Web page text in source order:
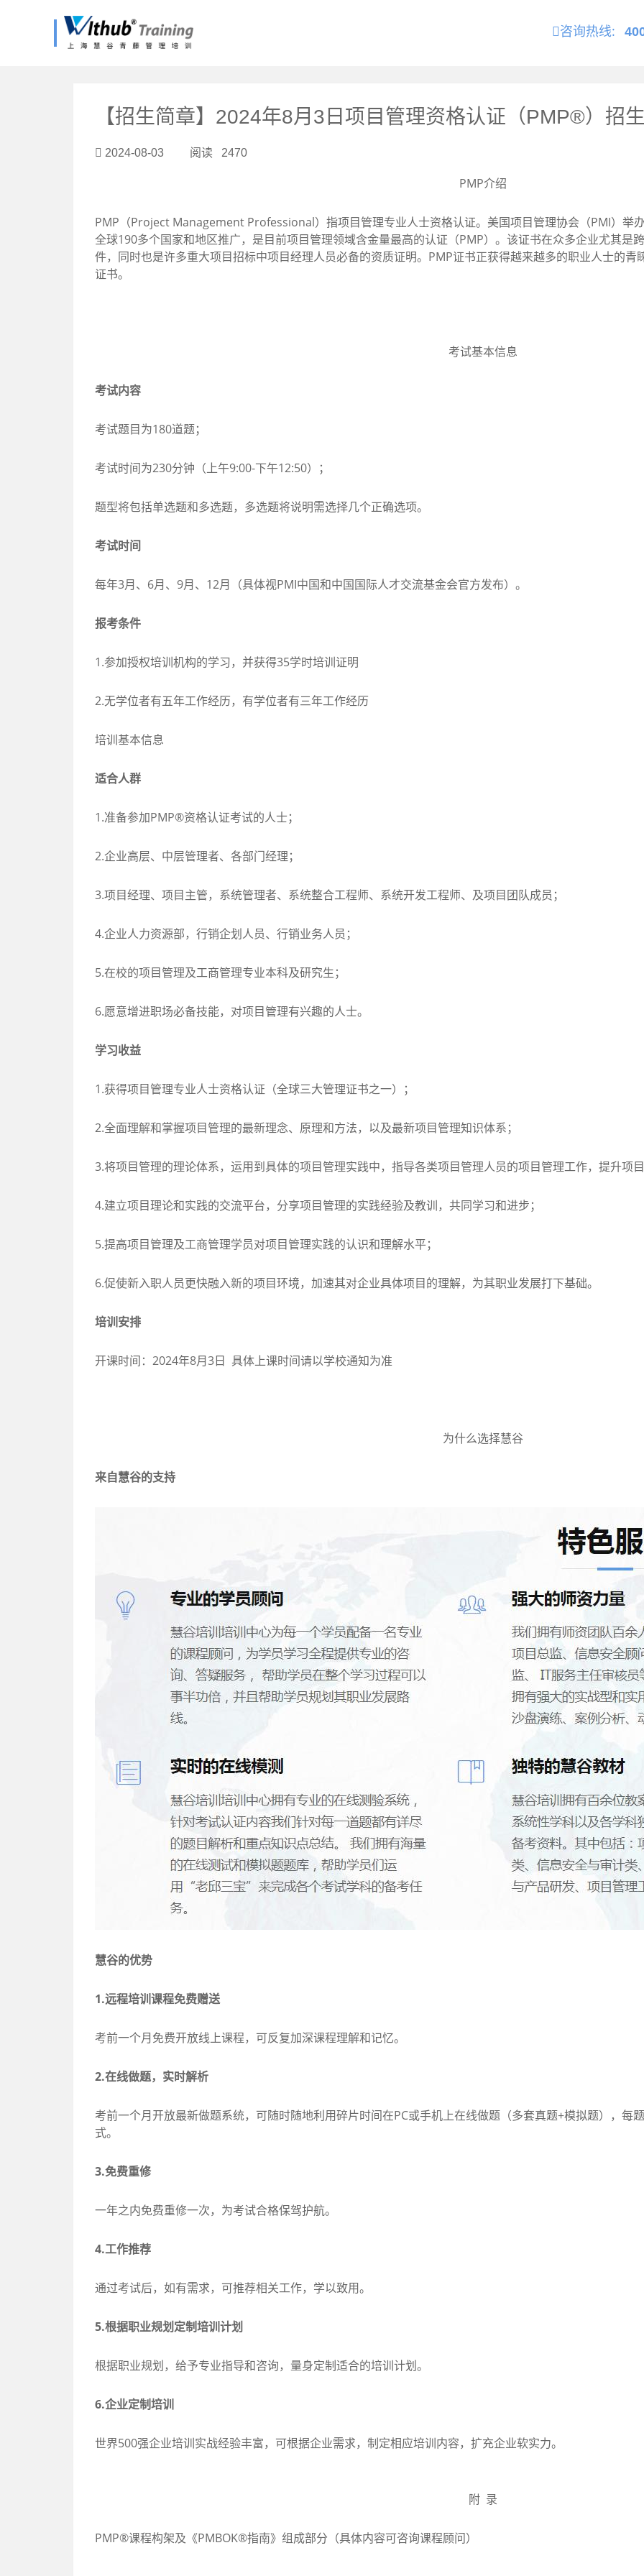
咨询热线:
【招生简章】2024年8月3日项目管理资格认证（PMP®）招
2024-08-03 阅读 2470
PMP介绍
PMP（Project Management Professional）指项目管理专业人士资格认证。美国项目管理协会（PMI）举
全球190多个国家和地区推广，是目前项目管理领域含金量最高的认证（PMP）。该证书在众多企业尤其是
件，同时也是许多重大项目招标中项目经理人员必备的资质证明。PMP证书正获得越来越多的职业人士的
证书。
考试基本信息
考试内容
考试题目为180道题；
考试时间为230分钟（上午9:00-下午12:50）；
题型将包括单选题和多选题，多选题将说明需选择几个正确选项。
考试时间
每年3月、6月、9月、12月（具体视PMI中国和中国国际人才交流基金会官方发布）。
报考条件
1.参加授权培训机构的学习，并获得35学时培训证明
2.无学位者有五年工作经历，有学位者有三年工作经历
培训基本信息
适合人群
1.准备参加PMP®资格认证考试的人士；
2.企业高层、中层管理者、各部门经理；
3.项目经理、项目主管，系统管理者、系统整合工程师、系统开发工程师、及项目团队成员；
4.企业人力资源部，行销企划人员、行销业务人员；
5.在校的项目管理及工商管理专业本科及研究生；
6.愿意增进职场必备技能，对项目管理有兴趣的人士。
学习收益
1.获得项目管理专业人士资格认证（全球三大管理证书之一）；
2.全面理解和掌握项目管理的最新理念、原理和方法，以及最新项目管理知识体系；
3.将项目管理的理论体系，运用到具体的项目管理实践中，指导各类项目管理人员的项目管理工作，提升项目
4.建立项目理论和实践的交流平台，分享项目管理的实践经验及教训，共同学习和进步；
5.提高项目管理及工商管理学员对项目管理实践的认识和理解水平；
6.促使新入职人员更快融入新的项目环境，加速其对企业具体项目的理解，为其职业发展打下基础。
培训安排
开课时间：2024年8月3日 具体上课时间请以学校通知为准
为什么选择慧谷
来自慧谷的支持
慧谷的优势
1.远程培训课程免费赠送
考前一个月免费开放线上课程，可反复加深课程理解和记忆。
2.在线做题，实时解析
考前一个月开放最新做题系统，可随时随地利用碎片时间在PC或手机上在线做题（多套真题+模拟题），每
式。
3.免费重修
一年之内免费重修一次，为考试合格保驾护航。
4.工作推荐
通过考试后，如有需求，可推荐相关工作，学以致用。
5.根据职业规划定制培训计划
根据职业规划，给予专业指导和咨询，量身定制适合的培训计划。
6.企业定制培训
世界500强企业培训实战经验丰富，可根据企业需求，制定相应培训内容，扩充企业软实力。
附 录
PMP®课程构架及《PMBOK®指南》组成部分（具体内容可咨询课程顾问）